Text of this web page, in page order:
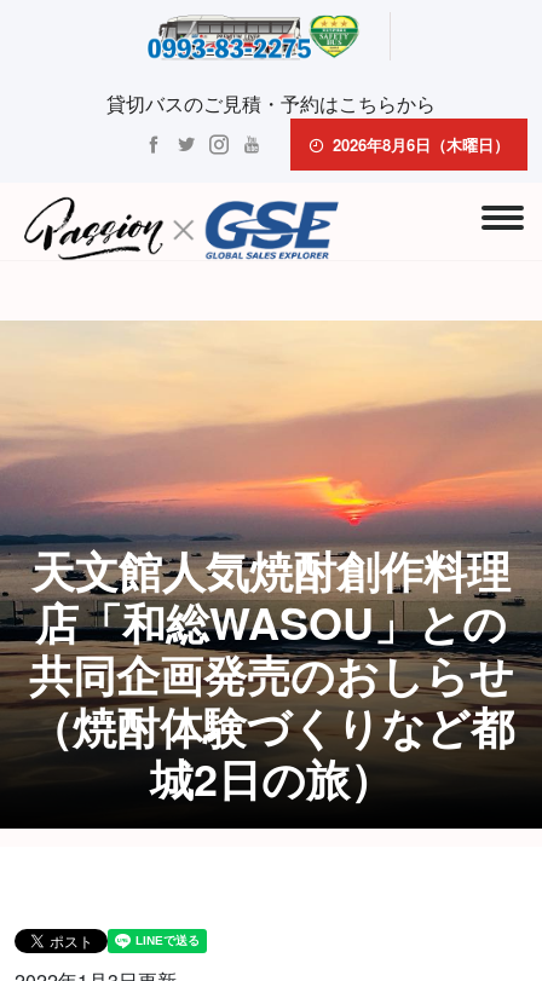
貸切バスのご見積・予約はこちらから
2026年8月6日（木曜日）
天文館人気焼酎創作料理
店「和総WASOU」との
共同企画発売のおしらせ
（焼酎体験づくりなど都
城2日の旅）